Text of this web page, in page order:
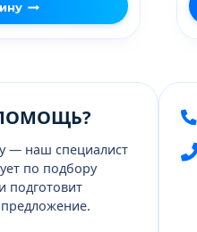
— наш специалист
по подбору
подготовит